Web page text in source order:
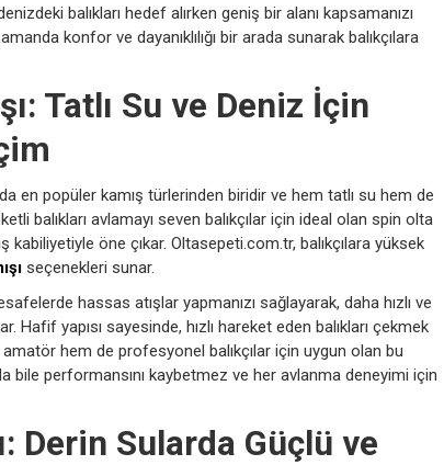
balıkları hedef alırken geniş bir alanı kapsamanızı
konfor ve dayanıklılığı bir arada sunarak balıkçılara
Tatlı Su ve Deniz İçin
en popüler kamış türlerinden biridir ve hem tatlı su hem de
balıkları avlamayı seven balıkçılar için ideal olan spin olta
kabiliyetiyle öne çıkar. Oltasepeti.com.tr, balıkçılara yüksek
seçenekleri sunar.
hassas atışlar yapmanızı sağlayarak, daha hızlı ve
Hafif yapısı sayesinde, hızlı hareket eden balıkları çekmek
hem de profesyonel balıkçılar için uygun olan bu
bile performansını kaybetmez ve her avlanma deneyimi için
Derin Sularda Güçlü ve